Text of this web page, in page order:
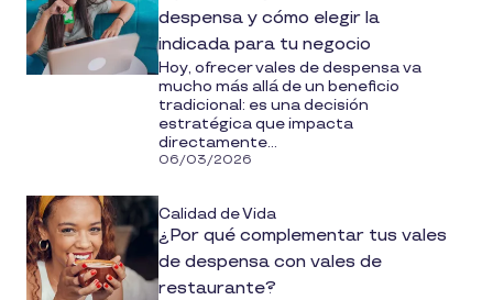
despensa y cómo elegir la
indicada para tu negocio
Hoy, ofrecer vales de despensa va
mucho más allá de un beneficio
tradicional: es una decisión
estratégica que impacta
directamente...
06/03/2026
Calidad de Vida
¿Por qué complementar tus vales
de despensa con vales de
restaurante?